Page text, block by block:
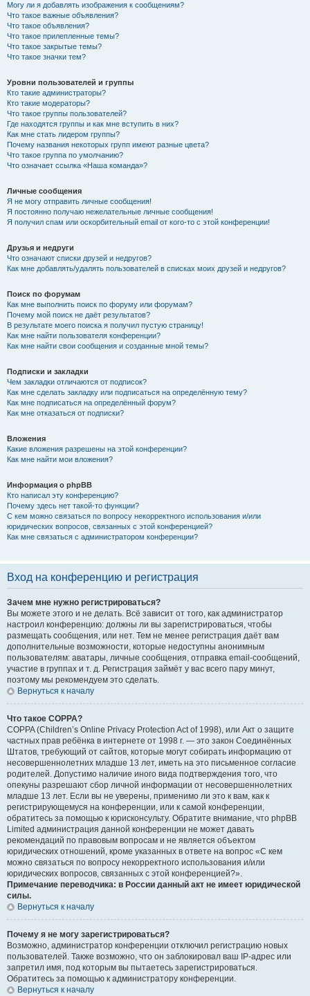
Могу ли я добавлять изображения к сообщениям?
Что такое важные объявления?
Что такое объявления?
Что такое прилепленные темы?
Что такое закрытые темы?
Что такое значки тем?
Уровни пользователей и группы
Кто такие администраторы?
Кто такие модераторы?
Что такое группы пользователей?
Где находятся группы и как мне вступить в них?
Как мне стать лидером группы?
Почему названия некоторых групп имеют разные цвета?
Что такое группа по умолчанию?
Что означает ссылка «Наша команда»?
Личные сообщения
Я не могу отправить личные сообщения!
Я постоянно получаю нежелательные личные сообщения!
Я получил спам или оскорбительный email от кого-то с этой конференции!
Друзья и недруги
Что означают списки друзей и недругов?
Как мне добавлять/удалять пользователей в списках моих друзей и недругов?
Поиск по форумам
Как мне выполнить поиск по форуму или форумам?
Почему мой поиск не даёт результатов?
В результате моего поиска я получил пустую страницу!
Как мне найти пользователя конференции?
Как мне найти свои сообщения и созданные мной темы?
Подписки и закладки
Чем закладки отличаются от подписок?
Как мне сделать закладку или подписаться на определённую тему?
Как мне подписаться на определённый форум?
Как мне отказаться от подписки?
Вложения
Какие вложения разрешены на этой конференции?
Как мне найти мои вложения?
Информация о phpBB
Кто написал эту конференцию?
Почему здесь нет такой-то функции?
С кем можно связаться по вопросу некорректного использования и/или
юридических вопросов, связанных с этой конференцией?
Как мне связаться с администратором конференции?
Вход на конференцию и регистрация
Зачем мне нужно регистрироваться?
Вы можете этого и не делать. Всё зависит от того, как администратор
настроил конференцию: должны ли вы зарегистрироваться, чтобы
размещать сообщения, или нет. Тем не менее регистрация даёт вам
дополнительные возможности, которые недоступны анонимным
пользователям: аватары, личные сообщения, отправка email-сообщений,
участие в группах и т. д. Регистрация займёт у вас всего пару минут,
поэтому мы рекомендуем это сделать.
Вернуться к началу
Что такое COPPA?
COPPA (Children’s Online Privacy Protection Act of 1998), или Акт о защите
частных прав ребёнка в интернете от 1998 г. — это закон Соединённых
Штатов, требующий от сайтов, которые могут собирать информацию от
несовершеннолетних младше 13 лет, иметь на это письменное согласие
родителей. Допустимо наличие иного вида подтверждения того, что
опекуны разрешают сбор личной информации от несовершеннолетних
младше 13 лет. Если вы не уверены, применимо ли это к вам, как к
регистрирующемуся на конференции, или к самой конференции,
обратитесь за помощью к юрисконсульту. Обратите внимание, что phpBB
Limited администрация данной конференции не может давать
рекомендаций по правовым вопросам и не является объектом
юридических отношений, кроме указанных в ответе на вопрос «С кем
можно связаться по вопросу некорректного использования и/или
юридических вопросов, связанных с этой конференцией?».
Примечание переводчика: в России данный акт не имеет юридической
силы.
Вернуться к началу
Почему я не могу зарегистрироваться?
Возможно, администратор конференции отключил регистрацию новых
пользователей. Также возможно, что он заблокировал ваш IP-адрес или
запретил имя, под которым вы пытаетесь зарегистрироваться.
Обратитесь за помощью к администратору конференции.
Вернуться к началу